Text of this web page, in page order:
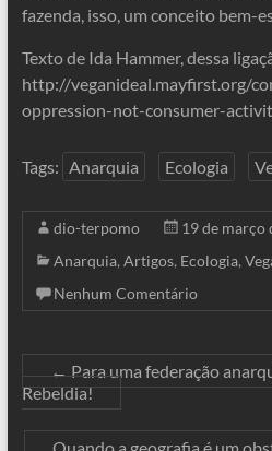
fazenda, isso, um conceito bem-
Texto de Ida Hammer, dessa
http://veganideal.mayfirst.org/
oppression-not-consumer-
Tags: Anarquia Ecologia
dio-terpomo
19 de março
Anarquia, Artigos, Ecologia,
Nenhum Comentário
←Para uma federação
Rebeldia!